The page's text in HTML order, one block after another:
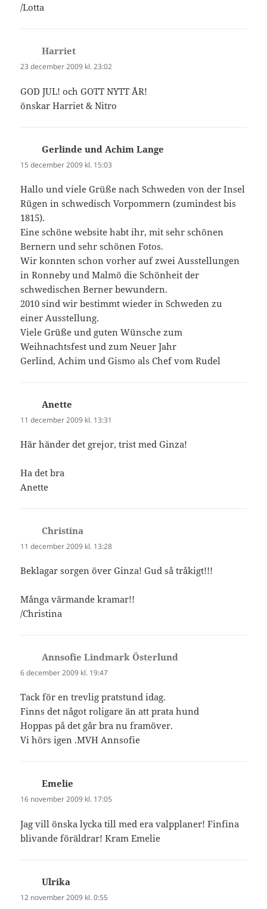
/Lotta
Harriet
23 december 2009 kl. 23:02
GOD JUL! och GOTT NYTT ÅR!
önskar Harriet & Nitro
Gerlinde und Achim Lange
15 december 2009 kl. 15:03
Hallo und viele Grüße nach Schweden von der Insel
Rügen in schwedisch Vorpommern (zumindest bis
1815).
Eine schöne website habt ihr, mit sehr schönen
Bernern und sehr schönen Fotos.
Wir konnten schon vorher auf zwei Ausstellungen
in Ronneby und Malmö die Schönheit der
schwedischen Berner bewundern.
2010 sind wir bestimmt wieder in Schweden zu
einer Ausstellung.
Viele Grüße und guten Wünsche zum
Weihnachtsfest und zum Neuer Jahr
Gerlind, Achim und Gismo als Chef vom Rudel
Anette
11 december 2009 kl. 13:31
Här händer det grejor, trist med Ginza!
Ha det bra
Anette
Christina
11 december 2009 kl. 13:28
Beklagar sorgen över Ginza! Gud så tråkigt!!!
Många värmande kramar!!
/Christina
Annsofie Lindmark Österlund
6 december 2009 kl. 19:47
Tack för en trevlig pratstund idag.
Finns det något roligare än att prata hund
Hoppas på det går bra nu framöver.
Vi hörs igen .MVH Annsofie
Emelie
16 november 2009 kl. 17:05
Jag vill önska lycka till med era valpplaner! Finfina
blivande föräldrar! Kram Emelie
Ulrika
12 november 2009 kl. 0:55